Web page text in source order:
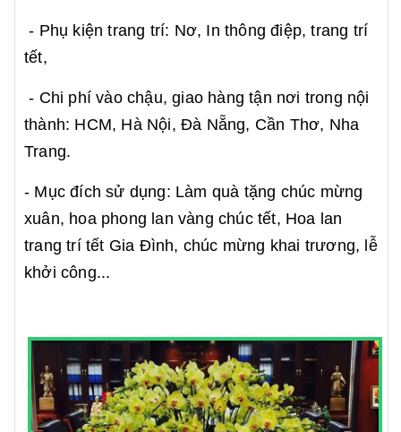
- Phụ kiện trang trí: Nơ, In thông điệp, trang trí
tết,
- Chi phí vào chậu, giao hàng tận nơi trong nội
thành: HCM, Hà Nội, Đà Nẵng, Cần Thơ, Nha
Trang.
- Mục đích sử dụng: Làm quà tặng chúc mừng
xuân, hoa phong lan vàng chúc tết, Hoa lan
trang trí tết Gia Đình, chúc mừng khai trương, lễ
khởi công...